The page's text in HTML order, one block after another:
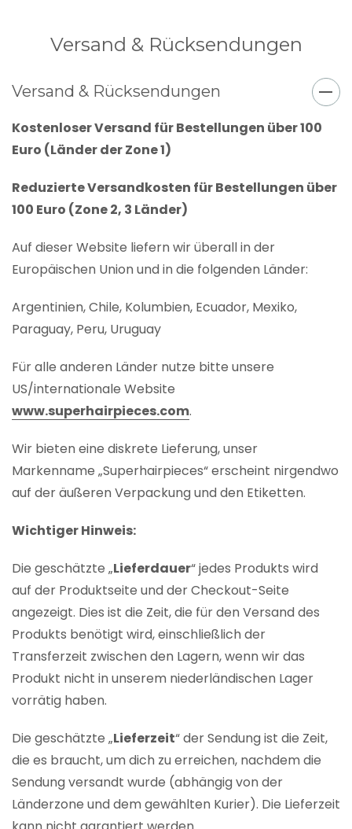
Versand & Rücksendungen
Versand & Rücksendungen
Kostenloser Versand für Bestellungen über 100
Euro (Länder der Zone 1)
Reduzierte Versandkosten für Bestellungen über
100 Euro (Zone 2, 3 Länder)
Auf dieser Website liefern wir überall in der
Europäischen Union und in die folgenden Länder:
Argentinien, Chile, Kolumbien, Ecuador, Mexiko,
Paraguay, Peru, Uruguay
Für alle anderen Länder nutze bitte unsere
US/internationale Website
www.superhairpieces.com.
Wir bieten eine diskrete Lieferung, unser
Markenname „Superhairpieces“ erscheint nirgendwo
auf der äußeren Verpackung und den Etiketten.
Wichtiger Hinweis:
Die geschätzte „Lieferdauer“ jedes Produkts wird
auf der Produktseite und der Checkout-Seite
angezeigt. Dies ist die Zeit, die für den Versand des
Produkts benötigt wird, einschließlich der
Transferzeit zwischen den Lagern, wenn wir das
Produkt nicht in unserem niederländischen Lager
vorrätig haben.
Die geschätzte „Lieferzeit“ der Sendung ist die Zeit,
die es braucht, um dich zu erreichen, nachdem die
Sendung versandt wurde (abhängig von der
Länderzone und dem gewählten Kurier). Die Lieferzeit